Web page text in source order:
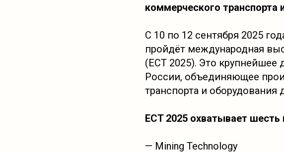
коммерческого транспорта
С 10 по 12 сентября 2025
пройдёт международная
(ECT 2025). Это
России, объединяющее
транспорта и оборудования
ECT 2025 охватывает
— Mining Technology